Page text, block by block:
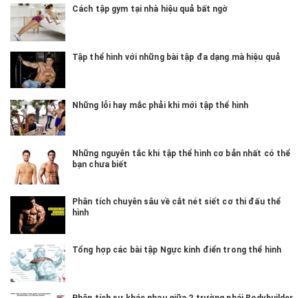
Cách tập gym tại nhà hiệu quả bất ngờ
Tập thể hình với những bài tập đa dạng mà hiệu quả
Những lỗi hay mắc phải khi mới tập thể hình
Những nguyên tắc khi tập thể hình cơ bản nhất có thể
bạn chưa biết
Phân tích chuyên sâu về cắt nét siết cơ thi đấu thể
hình
Tổng hợp các bài tập Ngực kinh điển trong thể hình